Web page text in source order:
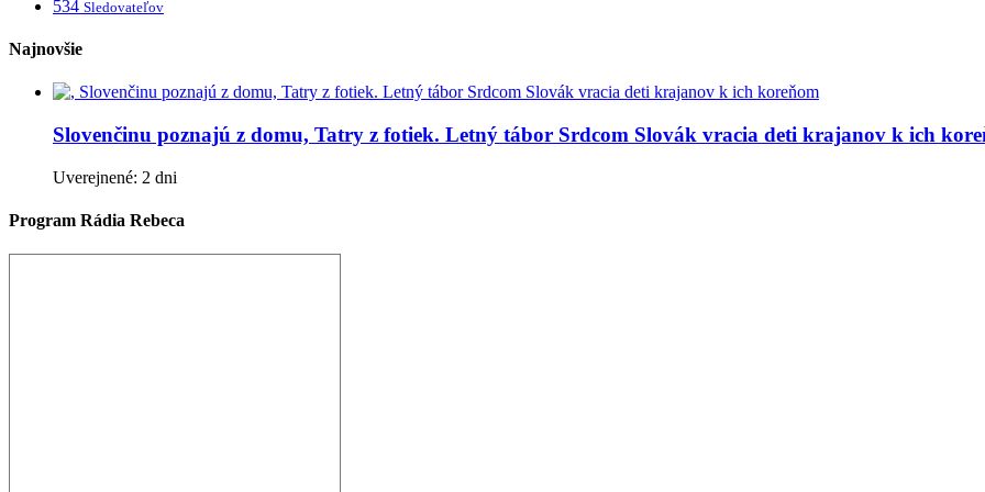
534 Sledovateľov
Najnovšie
Slovenčinu poznajú z domu, Tatry z fotiek. Letný tábor Srdcom Slovák vracia deti krajanov k ich
Uverejnené: 2 dni
Program Rádia Rebeca